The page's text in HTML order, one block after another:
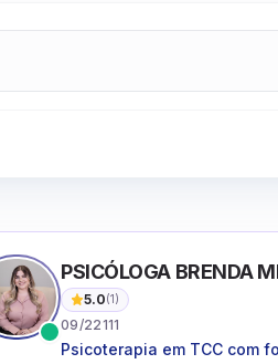
PSICÓLOGA BRENDA
5.0(1)
09/22111
Psicoterapia em TCC com